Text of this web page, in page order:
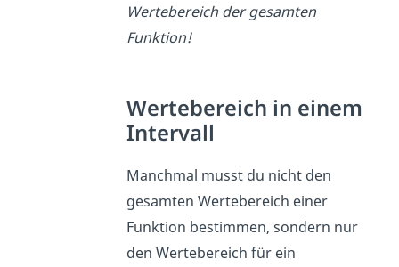
Wertebereich der gesamten
Funktion!
Wertebereich in einem
Intervall
Manchmal musst du nicht den
gesamten Wertebereich einer
Funktion bestimmen, sondern nur
den Wertebereich für ein